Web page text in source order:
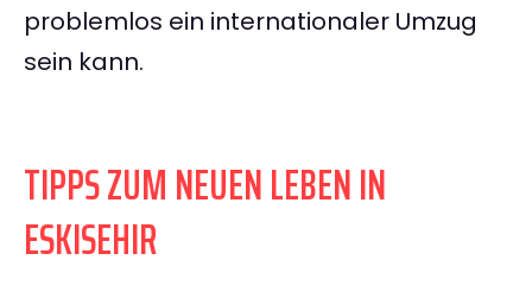
problemlos ein internationaler Umzug
sein kann.
TIPPS ZUM NEUEN LEBEN IN
ESKISEHIR